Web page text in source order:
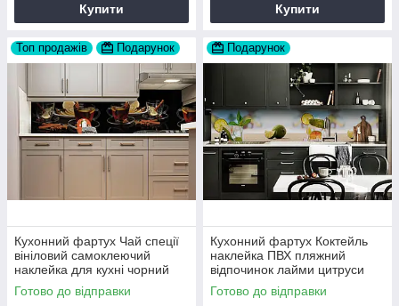
Купити Купити
Топ продажів Подарунок
Кухонний фартух Чай спеції
вініловий самоклеючий
наклейка для кухні чорний
60х200 см Happy Pocket
Z180259
Готово до відправки
Подарунок
Кухонний фартух Коктейль
наклейка ПВХ пляжний
відпочинок лайми цитруси
Блакитний Happy Pocket
Z180565
Готово до відправки